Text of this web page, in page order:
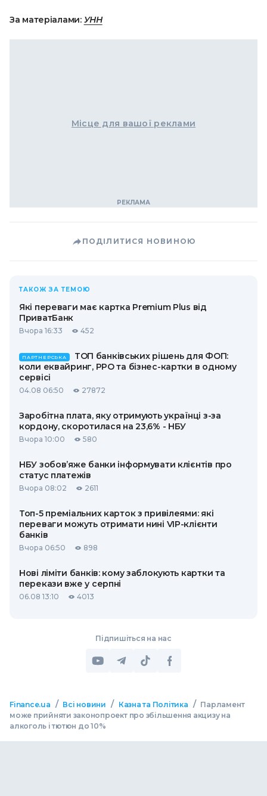
За матеріалами: УНН
Місце для вашої реклами
ПОДІЛИТИСЯ НОВИНОЮ
ТАКОЖ ЗА ТЕМОЮ
Які переваги має картка Premium Plus від
ПриватБанк
Вчора 16:33 452
ПАРТНЕРСЬКА
ТОП банківських рішень для ФОП:
коли еквайринг, РРО та бізнес-картки в одному
сервісі
04.08 06:50 27872
Заробітна плата, яку отримують українці з-за
кордону, скоротилася на 23,6% - НБУ
Вчора 10:00 580
НБУ зобов’яже банки інформувати клієнтів про
статус платежів
Вчора 08:02 2611
Топ-5 преміальних карток з привілеями: які
переваги можуть отримати нині VIP-клієнти
банків
Вчора 06:50 898
Нові ліміти банків: кому заблокують картки та
перекази вже у серпні
06.08 13:10 4013
Підпишіться на нас
Finance.ua / Всі новини / Казна та Політика / Парламент
може прийняти законопроект про збільшення акцизу на
алкоголь і тютюн до 10%